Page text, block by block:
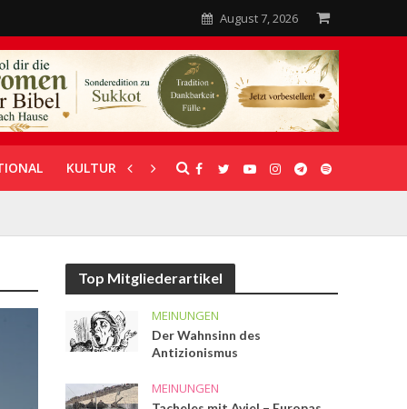
August 7, 2026
KULTUR UNTERSTÜTZUNG
Top Mitgliederartikel
MEINUNGEN
Der Wahnsinn des
Antizionismus
MEINUNGEN